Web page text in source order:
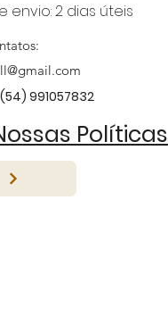
envio: 2 dias úteis
991057832
Políticas